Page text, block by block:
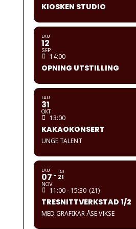
KIOSKEN STUDIO
LAU
12
SEP
14:00
OPNING UTSTILLING
LAU
31
OKT
13:00
KAKAOKONSERT
UNGE TALENT
LAU
07
NOV
LAU
21
11:00 - 15:30 (21)
TRESNITTVERKSTAD 1/2
MED GRAFIKAR ÅSE VIKSE